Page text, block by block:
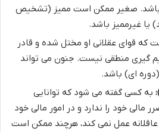
باشد. صغیر ممکن است ممیز (تشخیص
غیرممیز باشد.
که قوای عقلانی او مختل شده و قادر
گیری منطقی نیست. جنون می تواند
ای) باشد.
به کسی گفته می شود که توانایی
خود را ندارد و در امور مالی خود
عمل نمی کند، هرچند ممکن است